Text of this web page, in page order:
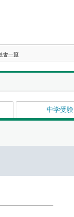
舎一覧
中学受験